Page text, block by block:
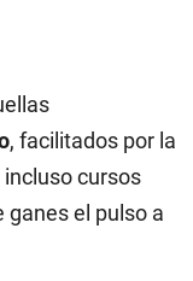
, facilitados por la
cursos
ganes el pulso a